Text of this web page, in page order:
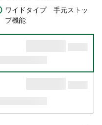
ワイドタイプ 手元ストッ
プ機能